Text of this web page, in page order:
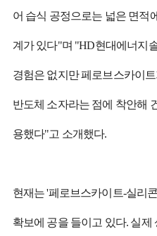
어 습식 공정으로는 넓은 면적
계가 있다"며 "HD현대에너지
경험은 없지만 페로브스카이
반도체 소자라는 점에 착안해
용했다"고 소개했다.
현재는 '페로브스카이트-실리
확보에 공을 들이고 있다. 실제